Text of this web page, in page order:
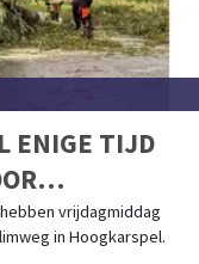
ENIGE TIJD
vrijdagmiddag
in Hoogkarspel.